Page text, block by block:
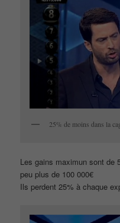
25% de moins dans la
Les gains maximun sont de
peu plus de 100 000€
Ils perdent 25% à chaque